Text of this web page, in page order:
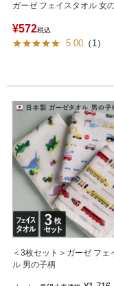
ガーゼ フェイスタオル 女
¥572税込
5.00 （ 1）
＜3枚セット＞ガーゼ フェ
ル 男の子柄